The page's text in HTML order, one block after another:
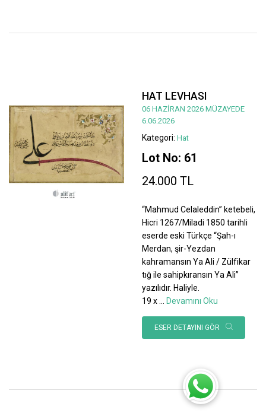
HAT LEVHASI
06 HAZİRAN 2026 MÜZAYEDE
6.06.2026
Kategori: Hat
Lot No: 61
24.000 TL
“Mahmud Celaleddin” ketebeli,
Hicri 1267/Miladi 1850 tarihli
eserde eski Türkçe “Şah-ı
Merdan, şir-Yezdan
kahramansın Ya Ali / Zülfikar
tığ ile sahipkıransın Ya Ali”
yazılıdır. Haliyle.
19 x
Devamını Oku
ESER DETAYINI GÖR